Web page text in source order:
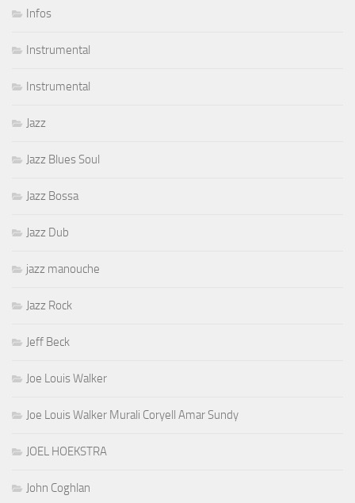
Infos
Instrumental
Instrumental
Jazz
Jazz Blues Soul
Jazz Bossa
Jazz Dub
jazz manouche
Jazz Rock
Jeff Beck
Joe Louis Walker
Joe Louis Walker Murali Coryell Amar Sundy
JOEL HOEKSTRA
John Coghlan